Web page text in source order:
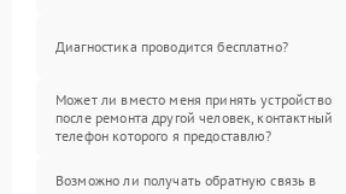
Диагностика проводится бесплатно?
Может ли вместо меня принять устройство
после ремонта другой человек, контактный
телефон которого я предоставлю?
Возможно ли получать обратную связь в